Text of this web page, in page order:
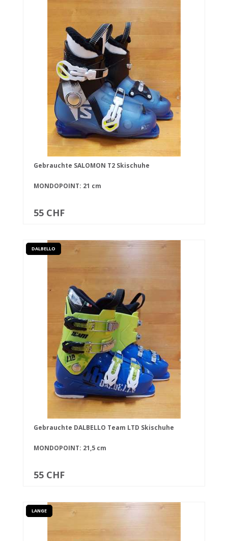
Gebrauchte SALOMON T2 Skischuhe
MONDOPOINT: 21 cm
55 CHF
DALBELLO
Gebrauchte DALBELLO Team LTD Skischuhe
MONDOPOINT: 21,5 cm
55 CHF
LANGE